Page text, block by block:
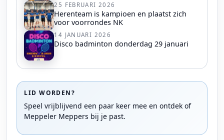
25 FEBRUARI 2026
Herenteam is kampioen en plaatst zich
voor voorrondes NK
14 JANUARI 2026
Disco badminton donderdag 29 januari
LID WORDEN?
Speel vrijblijvend een paar keer mee en ontdek of
Meppeler Meppers bij je past.